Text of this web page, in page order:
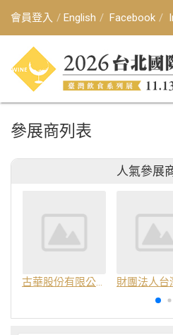
會員登入 English Facebook
參展商列表
人氣參展
古華股份有限公司